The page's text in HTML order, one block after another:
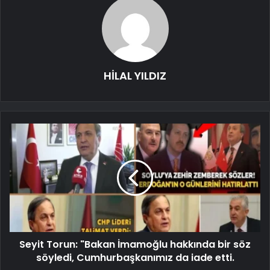
HİLAL YILDIZ
Seyit Torun: "Bakan İmamoğlu hakkında bir söz
söyledi, Cumhurbaşkanımız da iade etti.